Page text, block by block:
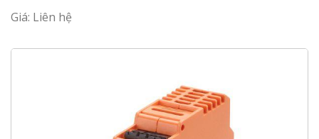
Giá: Liên hệ